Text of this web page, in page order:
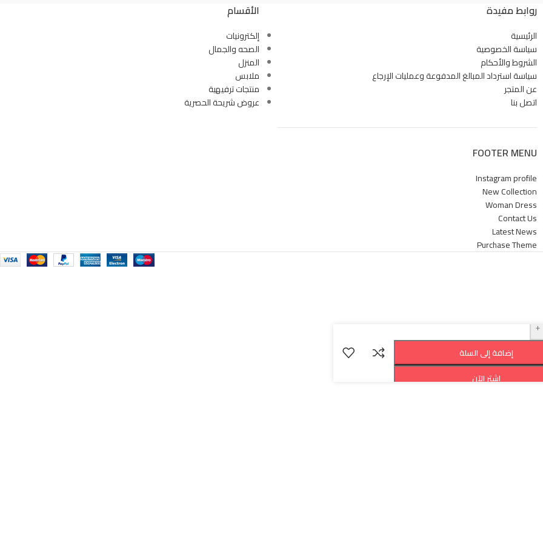
حامل قابل
الذراع، والأبواب، وزوايا المقاعد وغيرها من
الأماكن..
يوفر غطاء شفاف يسمح برؤية الضوء دون أن
يكون مزعجًا للعين.
مصنوع من مواد عالية الجودة ومقاوم
تفاصيل سريعة:
الحجم: 53 مم * 27 مم
لون الغطاء: شفاف
سعة البطارية: 120 مللي أمبير
X 1 شريط لاصق على الوجهين
1 x عبوة التغليف
روابط مفيدة
الرئيسية
سياسة الخصوصية
الشروط والأحكام
سياسة استرداد المبالغ المدفوعة وعمليات الإرجاع
عن المتجر
اتصل بنا
FOOTER MENU
Instagram profile
New Collection
Woman Dress
Contact Us
Latest News
Purchase Theme
الأقسام
إلكترونيات
الصحه والجمال
المنزل
ملابس
منتجات ترفيهية
عروض شريحة الحصرية
+
إضافة إلى السلة
اشترِ الآن